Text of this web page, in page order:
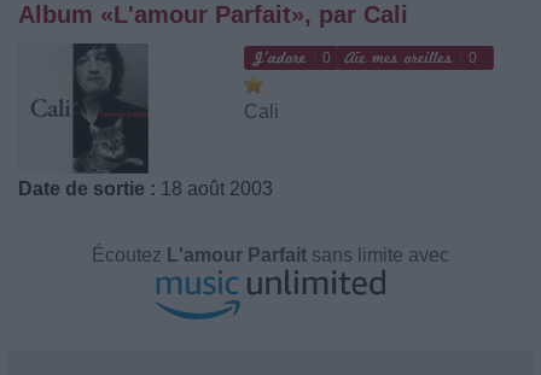
Album «L'amour Parfait», par Cali
0 0
Cali
Date de sortie : 18 août 2003
Écoutez L'amour Parfait sans limite avec